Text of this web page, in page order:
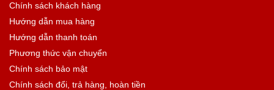
Chính sách khách hàng
Hướng dẫn mua hàng
Hướng dẫn thanh toán
Phương thức vận chuyển
Chính sách bảo mật
Chính sách đổi, trả hàng, hoàn tiền